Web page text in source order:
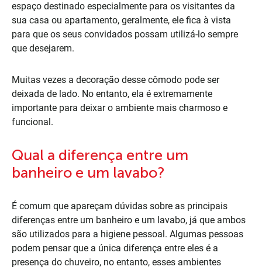
espaço destinado especialmente para os visitantes da
sua casa ou apartamento, geralmente, ele fica à vista
para que os seus convidados possam utilizá-lo sempre
que desejarem.
Muitas vezes a decoração desse cômodo pode ser
deixada de lado. No entanto, ela é extremamente
importante para deixar o ambiente mais charmoso e
funcional.
Qual a diferença entre um
banheiro e um lavabo?
É comum que apareçam dúvidas sobre as principais
diferenças entre um banheiro e um lavabo, já que ambos
são utilizados para a higiene pessoal. Algumas pessoas
podem pensar que a única diferença entre eles é a
presença do chuveiro, no entanto, esses ambientes